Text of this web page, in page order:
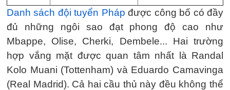
Danh sách đội tuyển Pháp được công bố có đầy
đủ những ngôi sao đạt phong độ cao như
Mbappe, Olise, Cherki, Dembele... Hai trường
hợp vắng mặt được quan tâm nhất là Randal
Kolo Muani (Tottenham) và Eduardo Camavinga
(Real Madrid). Cả hai cầu thủ này đều không thể